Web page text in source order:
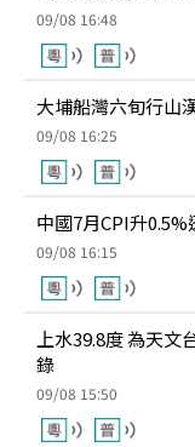
09/08 16:48
大埔船灣六旬行山
09/08 16:25
中國7月CPI升
09/08 16:15
上水39.8度 為天
錄
09/08 15:50